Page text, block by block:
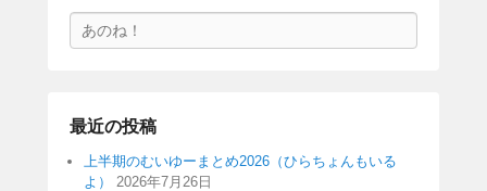
索
最近の投稿
上半期のむいゆーまとめ2026（ひらちょんもいる
よ）
2026年7月26日